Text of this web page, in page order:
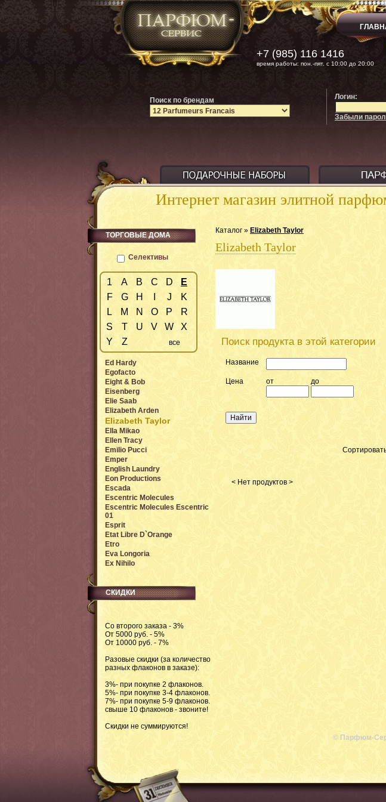
Интернет магазин элитной
Каталог » Elizabeth Taylor
Elizabeth Taylor
Поиск продукта в этой категории
Название
Цена от до
< Нет продуктов >
ТОРГОВЫЕ ДОМА
Селективы
1 A B C D
E
F
G H J
K
L
M N O P
R
S
T U V W
X
Y
Z все
Ed Hardy
Egofacto
Eight & Bob
Eisenberg
Elie Saab
Elizabeth Arden
Elizabeth Taylor
Ella Mikao
Ellen Tracy
Emilio Pucci
Emper
English Laundry
Eon Productions
Escada
Escentric Molecules
Escentric Molecules Escentric
01
Esprit
Etat Libre D`Orange
Etro
Eva Longoria
Ex Nihilo
СКИДКИ
Со второго заказа - 3%
От 5000 руб. - 5%
От 10000 руб. - 7%
Разовые скидки (за количество
разных флаконов в заказе):
3%- при покупке 2 флаконов.
5%- при покупке 3-4 флаконов.
7%- при покупке 5-9 флаконов.
свыше 10 флаконов - звоните!
Скидки не суммируются!
© Парфюм-
+7 (985) 116 1416
время работы: пон.-пят. с 10:00 до 20:00
Поиск по брендам Логин:
Забыли